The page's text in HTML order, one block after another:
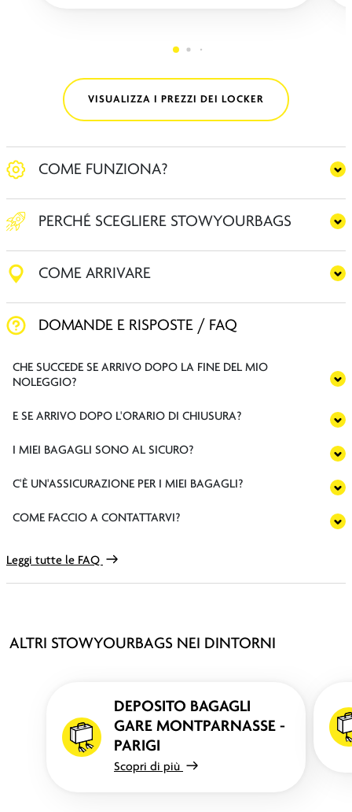
VISUALIZZA I PREZZI DEI LOCKER
COME FUNZIONA?
PERCHÉ SCEGLIERE STOWYOURBAGS
COME ARRIVARE
DOMANDE E RISPOSTE / FAQ
CHE SUCCEDE SE ARRIVO DOPO LA FINE DEL MIO
NOLEGGIO?
E SE ARRIVO DOPO L'ORARIO DI CHIUSURA?
I MIEI BAGAGLI SONO AL SICURO?
C'È UN'ASSICURAZIONE PER I MIEI BAGAGLI?
COME FACCIO A CONTATTARVI?
Leggi tutte le FAQ
ALTRI STOWYOURBAGS NEI DINTORNI
DEPOSITO BAGAGLI
GARE MONTPARNASSE -
PARIGI
Scopri di più